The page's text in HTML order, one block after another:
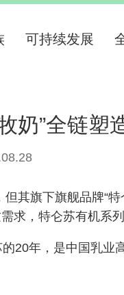
可持续发展
奶”全链塑
其旗下旗舰品牌“
求，特仑苏有机系
20年，是中国乳业